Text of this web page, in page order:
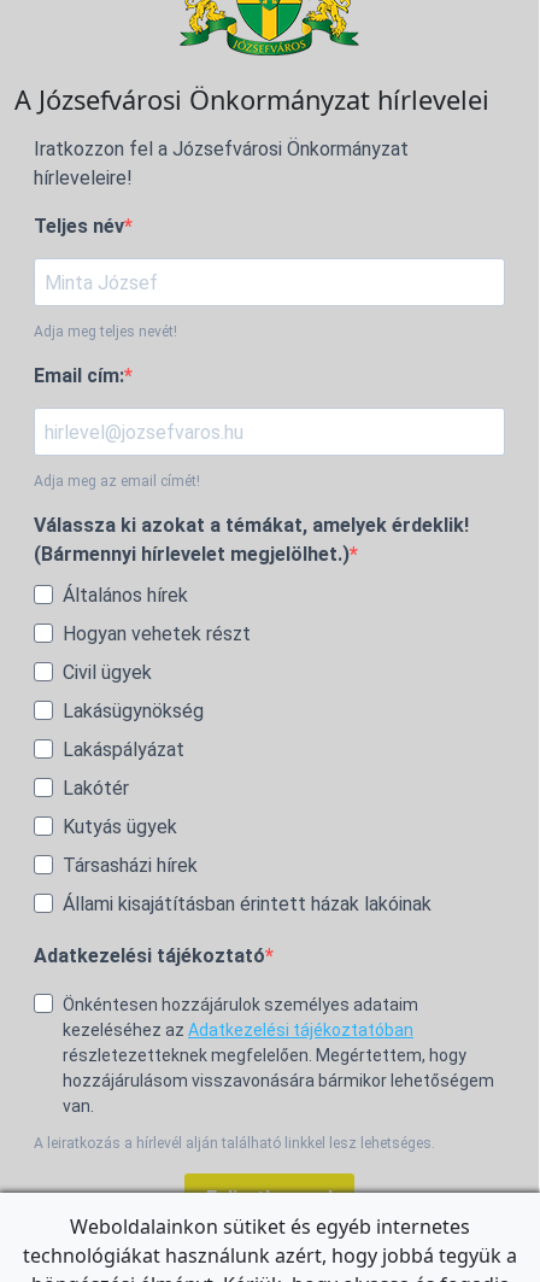
A Józsefvárosi Önkormányzat hírlevelei
Iratkozzon fel a Józsefvárosi Önkormányzat
hírleveleire!
Teljes név
Adja meg teljes nevét!
Email cím:
Adja meg az email címét!
Válassza ki azokat a témákat, amelyek érdeklik!
(Bármennyi hírlevelet megjelölhet.)
Általános hírek
Hogyan vehetek részt
Civil ügyek
Lakásügynökség
Lakáspályázat
Lakótér
Kutyás ügyek
Társasházi hírek
Állami kisajátításban érintett házak lakóinak
Adatkezelési tájékoztató
Önkéntesen hozzájárulok személyes adataim
kezeléséhez az Adatkezelési tájékoztatóban
részletezetteknek megfelelően. Megértettem, hogy
hozzájárulásom visszavonására bármikor lehetőségem
van.
A leiratkozás a hírlevél alján található linkkel lesz lehetséges.
Feliratkozom!
Weboldalainkon sütiket és egyéb internetes
technológiákat használunk azért, hogy jobbá tegyük a